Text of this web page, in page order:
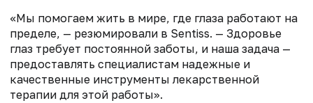
«Мы помогаем жить в мире, где глаза работают на
пределе, — резюмировали в Sentiss. — Здоровье
глаз требует постоянной заботы, и наша задача —
предоставлять специалистам надежные и
качественные инструменты лекарственной
терапии для этой работы».